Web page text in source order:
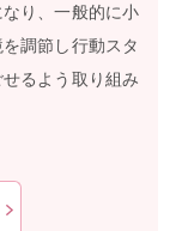
り、一般的に小
調節し行動スタ
るよう取り組み